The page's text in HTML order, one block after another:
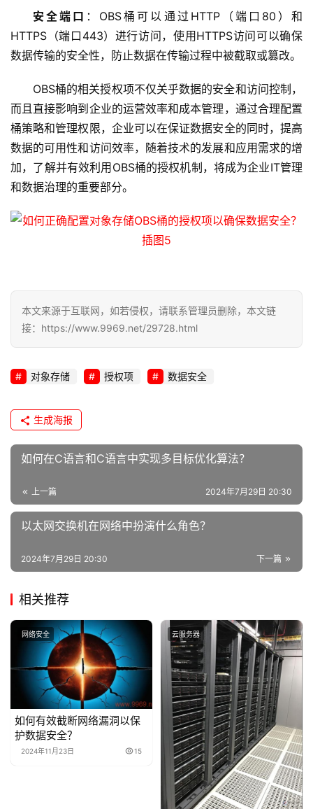
务
运
维
网
络
安
全
运
维
安全端口 ：OBS桶可以通过HTTP（端口80）和
HTTPS（端口443）进行访问，使用HTTPS访问可以确保
数据传输的安全性，防止数据在传输过程中被截取或篡改。
OBS桶的相关授权项不仅关乎数据的安全和访问控制，
而且直接影响到企业的运营效率和成本管理，通过合理配置
桶策略和管理权限，企业可以在保证数据安全的同时，提高
数据的可用性和访问效率，随着技术的发展和应用需求的增
加，了解并有效利用OBS桶的授权机制，将成为企业IT管理
和数据治理的重要部分。
本文来源于互联网，如若侵权，请联系管理员删除，本文链
接：https://www.9969.net/29728.html
对象存储 授权项 数据安全
生成海报
如何在C语言和C语言中实现多目标优化算法？
上一篇 2024年7月29日 20:30
以太网交换机在网络中扮演什么角色？
下一篇
2024年7月29日 20:30
相关推荐
网络安全
如何有效截断网络漏洞以保
护数据安全？
2024年11月23日 15
云服务器